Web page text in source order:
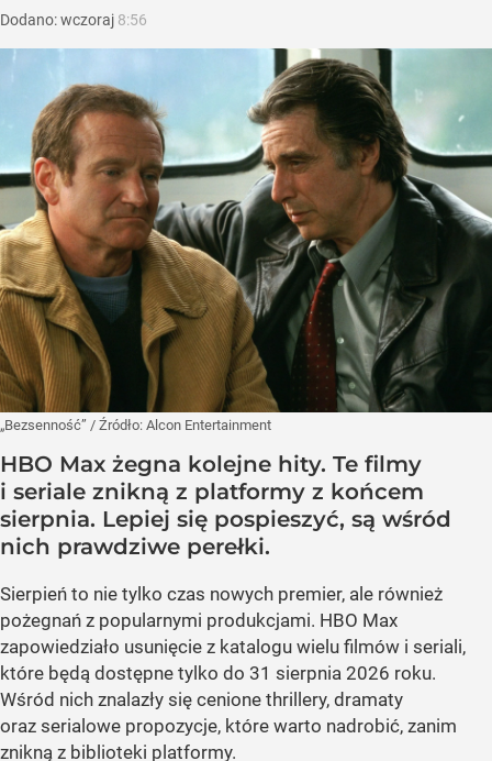
Dodano:wczoraj 8:56
„Bezsenność” / Źródło: Alcon Entertainment
HBO Max żegna kolejne hity. Te filmy
i seriale znikną z platformy z końcem
sierpnia. Lepiej się pospieszyć, są wśród
nich prawdziwe perełki.
Sierpień to nie tylko czas nowych premier, ale również
pożegnań z popularnymi produkcjami. HBO Max
zapowiedziało usunięcie z katalogu wielu filmów i seriali,
które będą dostępne tylko do 31 sierpnia 2026 roku.
Wśród nich znalazły się cenione thrillery, dramaty
oraz serialowe propozycje, które warto nadrobić, zanim
znikną z biblioteki platformy.